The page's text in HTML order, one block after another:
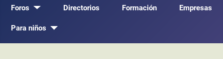
Foros Directorios Formación Empresas
Para niños